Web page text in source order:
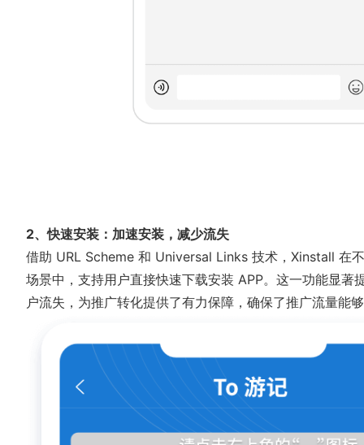
2、快速安装：加速安装，减少流失
借助 URL Scheme 和 Universal Links 技术，Xinstall 在
场景中，支持用户直接快速下载安装 APP。这一功能显
户流失，为推广转化提供了有力保障，确保了推广流量能